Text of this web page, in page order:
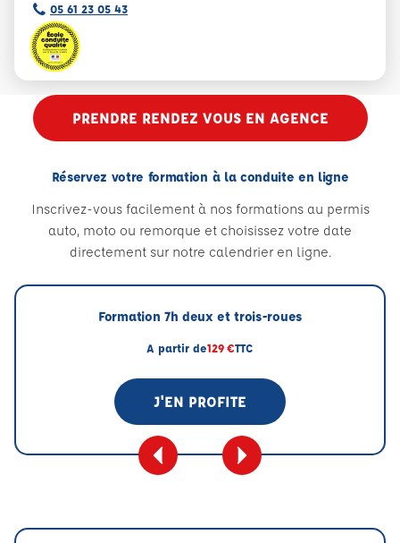
05 61 23 05 43
PRENDRE RENDEZ VOUS EN AGENCE
Réservez votre formation à la conduite en ligne
Inscrivez-vous facilement à nos formations au permis
auto, moto ou remorque et choisissez votre date
directement sur notre calendrier en ligne.
Formation 7h deux et trois-roues
A partir de129 €TTC
J'EN PROFITE